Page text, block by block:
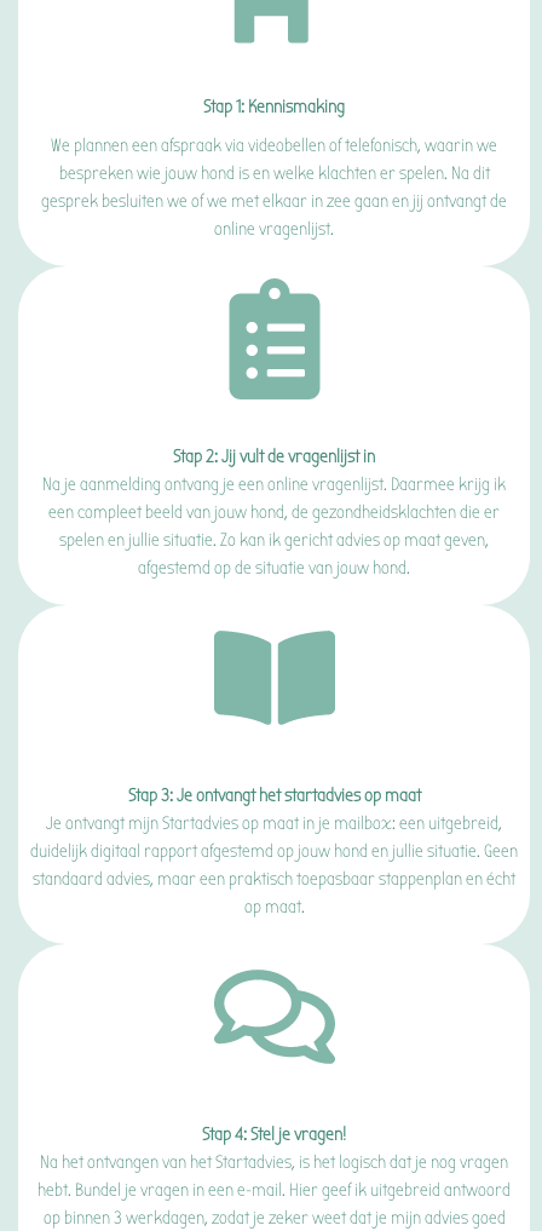
Stap 1: Kennismaking
We plannen een afspraak via videobellen of telefonisch, waarin we
bespreken wie jouw hond is en welke klachten er spelen. Na dit
gesprek besluiten we of we met elkaar in zee gaan en jij ontvangt de
online vragenlijst.
Stap 2: Jij vult de vragenlijst in
Na je aanmelding ontvang je een online vragenlijst. Daarmee krijg ik
een compleet beeld van jouw hond, de gezondheidsklachten die er
spelen en jullie situatie. Zo kan ik gericht advies op maat geven,
afgestemd op de situatie van jouw hond.
Stap 3: Je ontvangt het startadvies op maat
Je ontvangt mijn Startadvies op maat in je mailbox: een uitgebreid,
duidelijk digitaal rapport afgestemd op jouw hond en jullie situatie. Geen
standaard advies, maar een praktisch toepasbaar stappenplan en écht
op maat.
Stap 4: Stel je vragen!
Na het ontvangen van het Startadvies, is het logisch dat je nog vragen
hebt. Bundel je vragen in een e-mail. Hier geef ik uitgebreid antwoord
op binnen 3 werkdagen, zodat je zeker weet dat je mijn advies goed